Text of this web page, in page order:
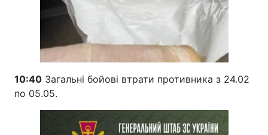
10:40 Загальні бойові втрати противника з 24.02
по 05.05.